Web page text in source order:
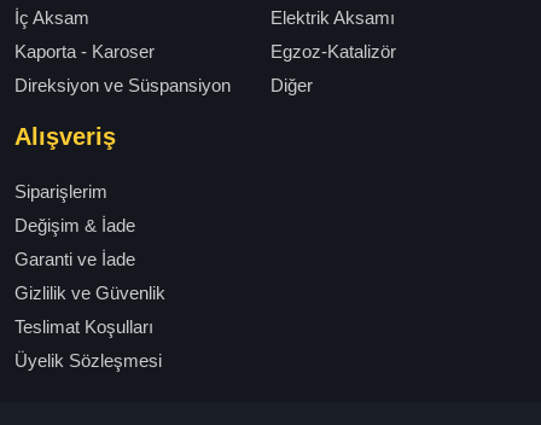
İç Aksam
Elektrik Aksamı
Kaporta - Karoser
Egzoz-Katalizör
Direksiyon ve Süspansiyon
Diğer
Alışveriş
Siparişlerim
Değişim & İade
Garanti ve İade
Gizlilik ve Güvenlik
Teslimat Koşulları
Üyelik Sözleşmesi